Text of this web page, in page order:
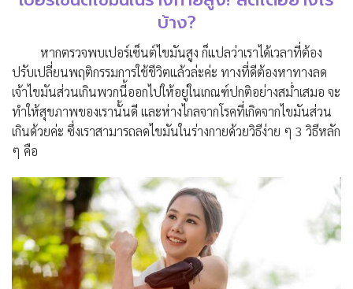
บ้าง?
หากตรวจพบเปอร์เซ็นต์ไขมันสูง ก็แปลว่าเราได้เวลาที่ต้อง
ปรับเปลี่ยนพฤติกรรมการใช้ชีวิตแล้วล่ะค่ะ ทางที่ดีต้องหาทางลด
เจ้าไขมันส่วนเกินพวกนี้ออกไปให้อยู่ในเกณฑ์ปกติอย่างสม่ำเสมอ จะ
ทำให้สุขภาพของเรานั้นดี และห่างไกลจากโรคที่เกิดจากไขมันส่วน
เกินด้วยค่ะ ซึ่งเราสามารถลดไขมันในร่างกายด้วยวิธีง่าย ๆ 3 วิธีหลัก
ๆ คือ